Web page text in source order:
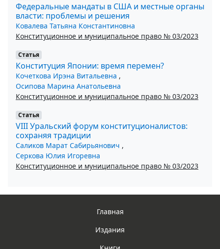
Федеральные мандаты в США и местные органы
власти: проблемы и решения
Ковалева Татьяна Константиновна
Конституционное и муниципальное право № 03/2023
Статья
Конституция Японии: время перемен?
Кочеткова Ирэна Витальевна ,
Осипова Марина Анатольевна
Конституционное и муниципальное право № 03/2023
Статья
VIII Уральский форум конституционалистов:
сохраняя традиции
Саликов Марат Сабирьянович ,
Серкова Юлия Игоревна
Конституционное и муниципальное право № 03/2023
Главная
Издания